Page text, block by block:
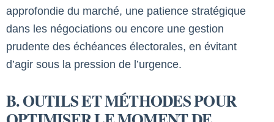
approfondie du marché, une patience stratégique
dans les négociations ou encore une gestion
prudente des échéances électorales, en évitant
d’agir sous la pression de l’urgence.
B. OUTILS ET MÉTHODES POUR